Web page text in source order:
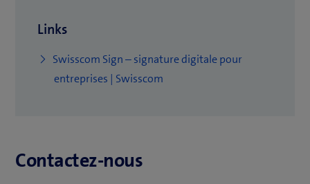
Links
Swisscom Sign – signature digitale pour
entreprises | Swisscom
Contactez-nous